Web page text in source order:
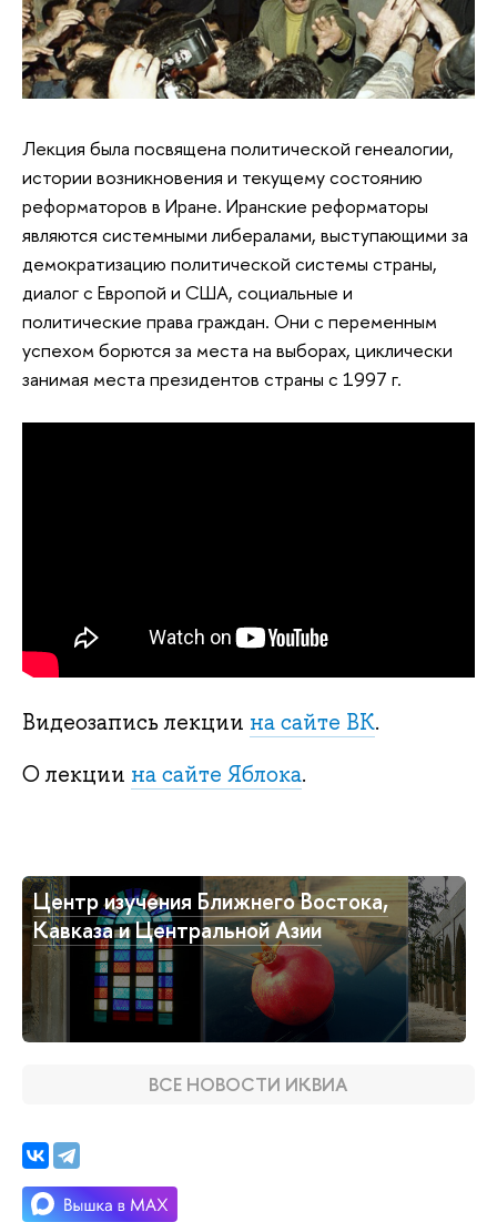
Лекция была посвящена политической генеалогии,
истории возникновения и текущему состоянию
реформаторов в Иране. Иранские реформаторы
являются системными либералами, выступающими за
демократизацию политической системы страны,
диалог с Европой и США, социальные и
политические права граждан. Они с переменным
успехом борются за места на выборах, циклически
занимая места президентов страны с 1997 г.
Видеозапись лекции на сайте ВК.
О лекции на сайте Яблока.
Центр изучения Ближнего Востока,
Кавказа и Центральной Азии
ВСЕ НОВОСТИ ИКВИА